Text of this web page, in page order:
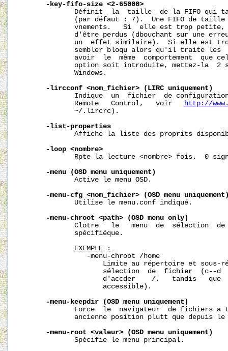
-key-fifo-size <2-65000>
Définit  la  taille  de la FIFO qui
(par défaut : 7).  Une FIFO de
vnements.   Si  elle est trop
d'être perdus (dbouchant sur une
un  effet similaire).  Si elle est
sembler bloqu alors qu'il traite les
avoir  le  même  comportement  que
option soit introduite, mettez-la  2
              Windows.
-lircconf <nom_fichier> (LIRC uniquement)
Indique  un  fichier  de
              Remote   Control,   voir
http://
~/.lircrc ).
-list-properties
Affiche la liste des proprits
-loop <nombre>
Rpte la lecture <nombre> fois.  0
-menu
(OSD menu uniquement)
              Active le menu OSD.
-menu-cfg <nom_fichier> (OSD menu
              Utilise le menu.conf indiqué.
-menu-chroot <path> (OSD menu only)
Clotre   le   menu  de  sélection
              spécifiéque.
EXEMPLE
:
                 -menu-chroot /home
Limite au répertoire et sous-
sélection  de  fichier  (c--d
d'accder    /,   tandis   que
                     accessible).
-menu-keepdir
(OSD menu uniquement)
Force  le  navigateur  de fichiers a
ancienne position plutt que depuis le
-menu-root <valeur> (OSD menu uniquement)
              Spécifie le menu principal.